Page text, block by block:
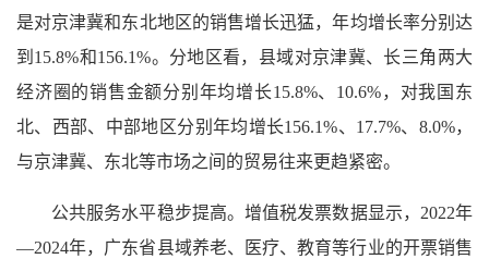
是对京津冀和东北地区的销售增长迅猛，年均增长率分别达
到15.8%和156.1%。分地区看，县域对京津冀、长三角两大
经济圈的销售金额分别年均增长15.8%、10.6%，对我国东
北、西部、中部地区分别年均增长156.1%、17.7%、8.0%，
与京津冀、东北等市场之间的贸易往来更趋紧密。
公共服务水平稳步提高。增值税发票数据显示，2022年
—2024年，广东省县域养老、医疗、教育等行业的开票销售